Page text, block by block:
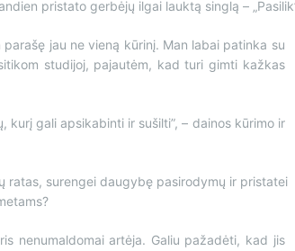
pristato gerbėjų ilgai lauktą singlą –
jau ne vieną kūrinį. Man labai patinka su
studijoj, pajautėm, kad turi gimti kažkas
gali apsikabinti ir sušilti”, – dainos kūrimo ir
ratas, surengei daugybę pasirodymų ir pristatei
nenumaldomai artėja. Galiu pažadėti, kad jis